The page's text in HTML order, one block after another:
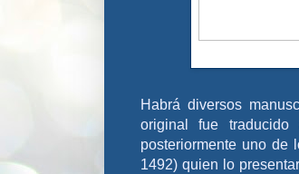
Habrá diversos
original fue traducido
posteriormente uno de
1492) quien lo